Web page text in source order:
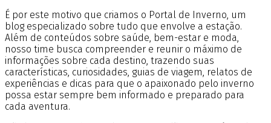
É por este motivo que criamos o Portal de Inverno, um
blog especializado sobre tudo que envolve a estação.
Além de conteúdos sobre saúde, bem-estar e moda,
nosso time busca compreender e reunir o máximo de
informações sobre cada destino, trazendo suas
características, curiosidades, guias de viagem, relatos de
experiências e dicas para que o apaixonado pelo inverno
possa estar sempre bem informado e preparado para
cada aventura.